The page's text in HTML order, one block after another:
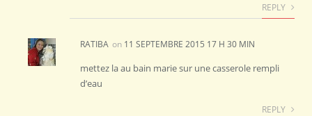
REPLY
RATIBA on 11 SEPTEMBRE 2015 17 H 30 MIN
mettez la au bain marie sur une casserole rempli
d’eau
REPLY